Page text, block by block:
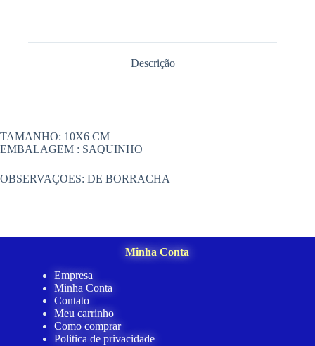
Descrição
TAMANHO: 10X6 CM
EMBALAGEM : SAQUINHO
OBSERVAÇOES: DE BORRACHA
Minha Conta
Empresa
Minha Conta
Contato
Meu carrinho
Como comprar
Politica de privacidade